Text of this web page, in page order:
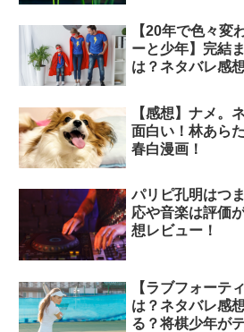
【20年で色々変
ーと少年】完結
は？ネタバレ感想
【感想】ナメ。
面白い！林あら
春白漫画！
パリピ孔明はつ
応や音楽は評価
想レビュー！
【ラブフォーテ
は？ネタバレ感
る？将棋少年が